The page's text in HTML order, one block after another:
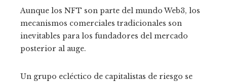
Aunque los NFT son parte del mundo Web3, los
mecanismos comerciales tradicionales son
inevitables para los fundadores del mercado
posterior al auge.
Un grupo ecléctico de capitalistas de riesgo se